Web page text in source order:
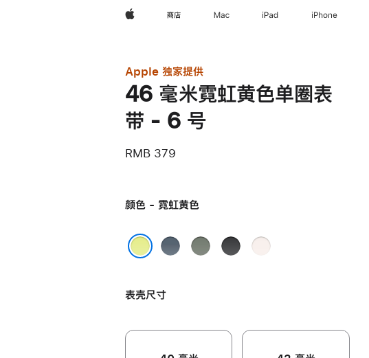
Apple 商店 Mac iPad iPhone
Apple 独家提供
46 毫米霓虹黄色单圈表
带 - 6 号
RMB 379
颜色 - 霓虹黄色
铁
色
灰
黑
淡
表壳尺寸